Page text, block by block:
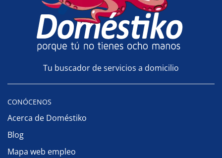
Tu buscador de servicios a domicilio
CONÓCENOS
Acerca de Doméstiko
Blog
Mapa web empleo